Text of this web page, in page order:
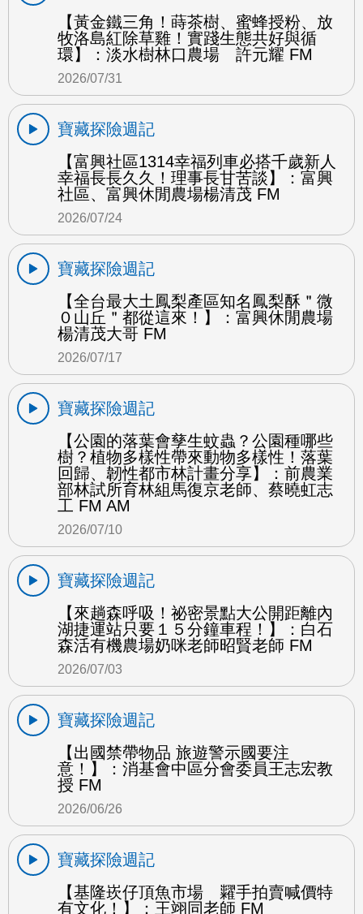
【黃金鐵三角！蒔茶樹、蜜蜂授粉、放
牧洛島紅除草雞！實踐生態共好與循
環】：淡水樹林口農場 許元耀 FM
2026/07/31
寶藏探險週記
【富興社區1314幸福列車必搭千歲新人
幸福長長久久！理事長甘苦談】：富興
社區、富興休閒農場楊清茂 FM
2026/07/24
寶藏探險週記
【全台最大土鳳梨產區知名鳳梨酥＂微
０山丘＂都從這來！】：富興休閒農場
楊清茂大哥 FM
2026/07/17
寶藏探險週記
【公園的落葉會孳生蚊蟲？公園種哪些
樹？植物多樣性帶來動物多樣性！落葉
回歸、韌性都市林計畫分享】：前農業
部林試所育林組馬復京老師、蔡曉虹志
工 FM AM
2026/07/10
寶藏探險週記
【來趟森呼吸！祕密景點大公開距離內
湖捷運站只要１５分鐘車程！】：白石
森活有機農場奶咪老師昭賢老師 FM
2026/07/03
寶藏探險週記
【出國禁帶物品 旅遊警示國要注
意！】：消基會中區分會委員王志宏教
授 FM
2026/06/26
寶藏探險週記
【基隆崁仔頂魚市場 糶手拍賣喊價特
有文化！】：王翊同老師 FM